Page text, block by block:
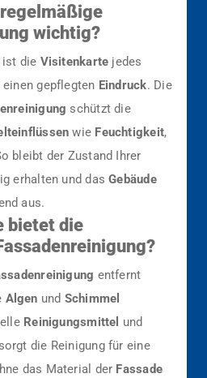
wichtig?
ist die Visitenkarte jedes
gepflegten Eindruck. Die
schützt die
wie Feuchtigkeit,
bleibt der Zustand Ihrer
erhalten und dasGebäude
aus.
bietet die
entfernt
Algen und Schimmel
Reinigungsmittel und
sorgt die Reinigung für eine
das Material der Fassade